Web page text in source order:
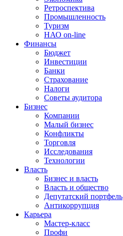
Ретроспектива
Промышленность
Туризм
НАО on-line
Финансы
Бюджет
Инвестиции
Банки
Страхование
Налоги
Советы аудитора
Бизнес
Компании
Малый бизнес
Конфликты
Торговля
Исследования
Технологии
Власть
Бизнес и власть
Власть и общество
Депутатский портфель
Антикоррупция
Карьера
Мастер-класс
Профи